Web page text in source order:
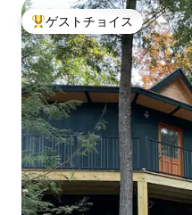
大好評のゲストチョイスで
ゲストチョイス